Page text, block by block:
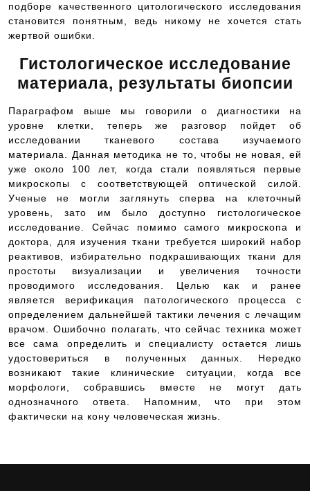
подборе качественного цитологического исследования
становится понятным, ведь никому не хочется стать
жертвой ошибки.
Гистологическое исследование
материала, результаты биопсии
Параграфом выше мы говорили о диагностики на
уровне клетки, теперь же разговор пойдет об
исследовании тканевого состава изучаемого
материала. Данная методика не то, чтобы не новая, ей
уже около 100 лет, когда стали появляться первые
микроскопы с соответствующей оптической силой.
Ученые не могли заглянуть сперва на клеточный
уровень, зато им было доступно гистологическое
исследование. Сейчас помимо самого микроскопа и
доктора, для изучения ткани требуется широкий набор
реактивов, избирательно подкрашивающих ткани для
простоты визуализации и увеличения точности
проводимого исследования. Целью как и ранее
является верификация патологического процесса с
определением дальнейшей тактики лечения с лечащим
врачом. Ошибочно полагать, что сейчас техника может
все сама определить и специалисту остается лишь
удостовериться в полученных данных. Нередко
возникают такие клинические ситуации, когда все
морфологи, собравшись вместе не могут дать
однозначного ответа. Напомним, что при этом
фактически на кону человеческая жизнь.